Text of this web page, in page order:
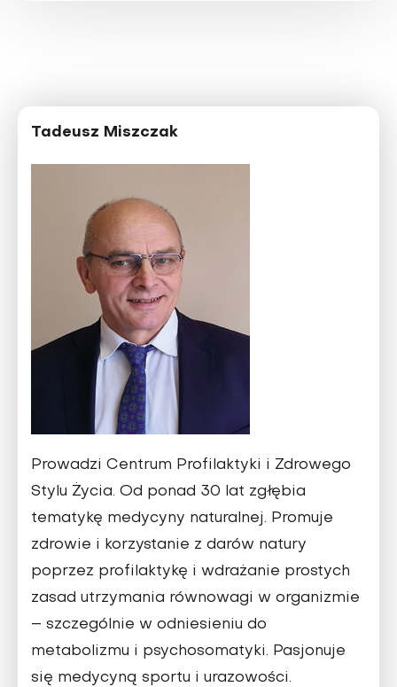
Tadeusz Miszczak
Prowadzi Centrum Pro­filaktyki i Zdrowego
Stylu Życia. Od ponad 30 lat zgłębia
tematykę medycyny natu­ralnej. Promuje
zdrowie i korzystanie z darów natury
poprzez profilaktykę i wdrażanie prostych
zasad utrzymania równowagi w organizmie
– szczególnie w odniesieniu do
metabolizmu i psycho­somatyki. Pasjonuje
się medycyną sportu i urazowości.